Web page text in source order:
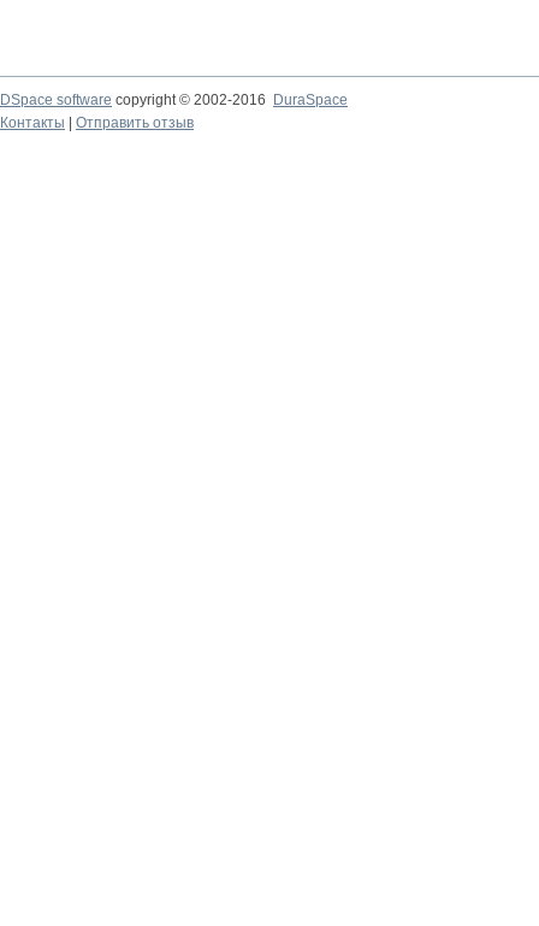
DSpace software copyright © 2002-2016
DuraSpace
Контакты
Отправить отзыв